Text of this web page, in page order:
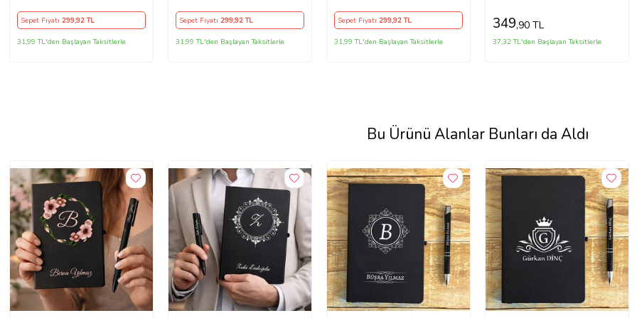
Sepet Fiyatı 299,92 TL
31,99 TL'den Başlayan Taksitlerle
Sepet Fiyatı 299,92 TL
31,99 TL'den Başlayan Taksitlerle
Sepet Fiyatı 299,92 TL
31,99 TL'den Başlayan Taksitlerle
349,90 TL
37,32 TL'den Başlayan Taksitlerle
Bu Ürünü Alanlar Bunları da Aldı